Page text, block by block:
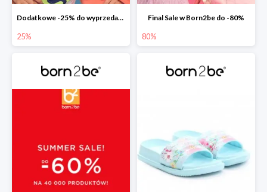
Dodatkowe -25% do wyprzedaży w Born2be
25%
Final Sale w Born2be do -80%
80%